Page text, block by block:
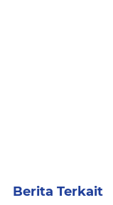
Berita Terkait